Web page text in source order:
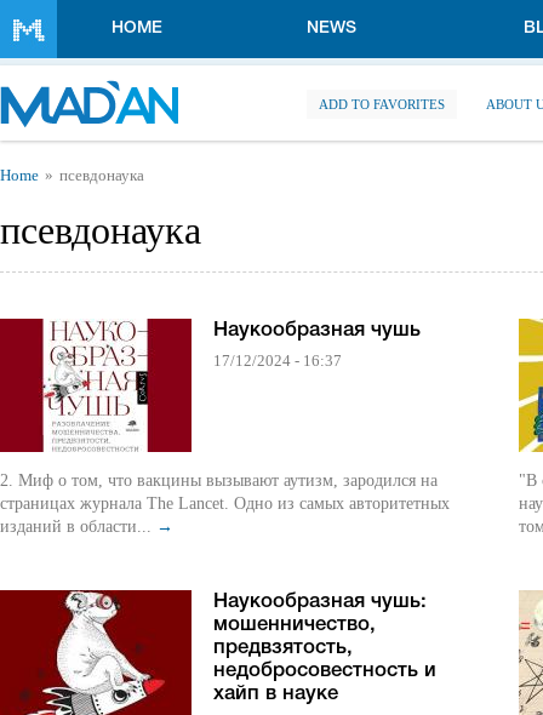
HOME NEWS
ADD TO FAVORITES ABOUT
You are here
Home псевдонаука
псевдонаука
Наукообразная чушь
17/12/2024 - 16:37
2. Миф о том, что вакцины вызывают аутизм, зародился на
страницах журнала The Lancet. Одно из самых авторитетных
изданий в области... →
Наукообразная чушь:
мошенничество,
предвзятость,
недобросовестность и
хайп в науке
"В